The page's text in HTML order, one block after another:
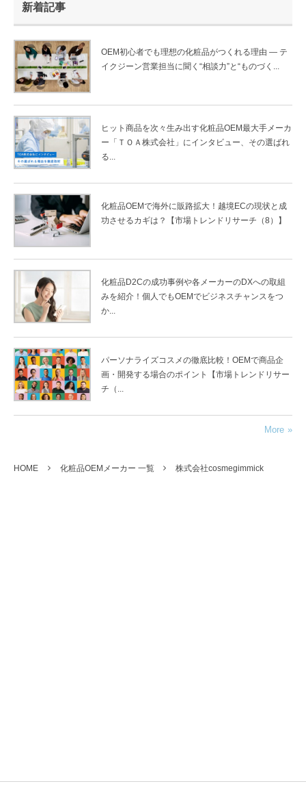
新着記事
OEM初心者でも理想の化粧品がつくれる理由 ― テ
イクジーン営業担当に聞く“相談力”と“ものづく...
ヒット商品を次々生み出す化粧品OEM最大手メーカ
ー「ＴＯＡ株式会社」にインタビュー、その選ばれ
る...
化粧品OEMで海外に販路拡大！越境ECの現状と成
功させるカギは？【市場トレンドリサーチ（8）】
化粧品D2Cの成功事例や各メーカーのDXへの取組
みを紹介！個人でもOEMでビジネスチャンスをつ
か...
パーソナライズコスメの徹底比較！OEMで商品企
画・開発する場合のポイント【市場トレンドリサー
チ（...
More
HOME 化粧品OEMメーカー 一覧 株式会社cosmegimmick